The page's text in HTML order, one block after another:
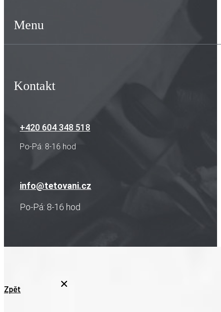
Menu
Kontakt
+420 604 348 518
Po-Pá: 8-16 hod
info@tetovani.cz
Po-Pá: 8-16 hod
Zpět